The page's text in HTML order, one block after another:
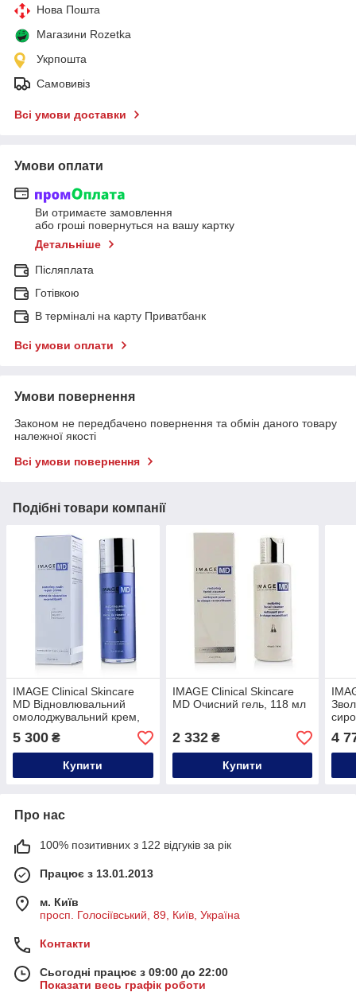
Нова Пошта
Магазини Rozetka
Укрпошта
Самовивіз
Всі умови доставки
Умови оплати
Ви отримаєте замовлення
або гроші повернуться на вашу картку
Детальніше
Післяплата
Готівкою
В терміналі на карту Приватбанк
Всі умови оплати
Умови повернення
Законом не передбачено повернення та обмін даного товару
належної якості
Всі умови повернення
Подібні товари компанії
IMAGE Clinical Skincare
MD Відновлювальний
омолоджувальний крем,
5 300 ₴
Купити
IMAGE Clinical Skincare
MD Очисний гель, 118 мл
2 332₴
Купити
4
Про нас
100% позитивних з 122 відгуків за рік
Працює з 13.01.2013
м. Київ
просп. Голосіївський, 89, Київ, Україна
Контакти
Сьогодні працює з 09:00 до 22:00
Показати весь графік роботи